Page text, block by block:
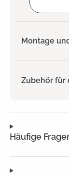
Montage
Zubehör für
Häufige